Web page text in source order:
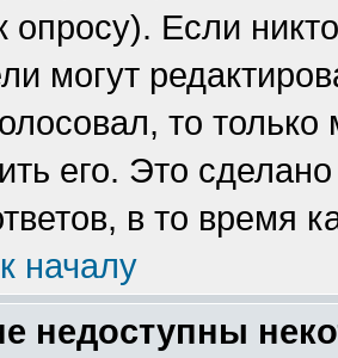
опросу). Если
могут
то
его. Это
в то время
началу
недоступны